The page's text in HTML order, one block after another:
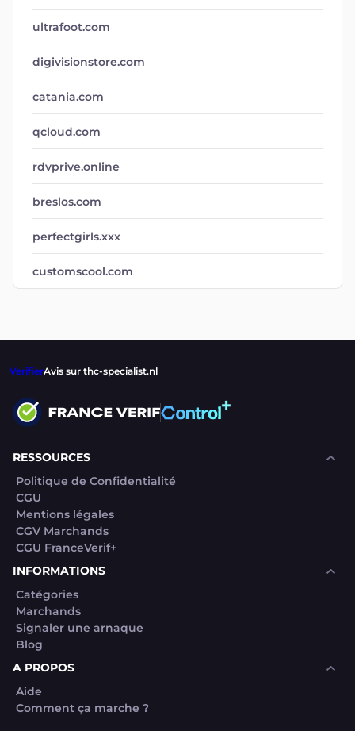
ultrafoot.com
digivisionstore.com
catania.com
qcloud.com
rdvprive.online
breslos.com
perfectgirls.xxx
customscool.com
VerifierAvis sur thc-specialist.nl
RESSOURCES
Politique de Confidentialité
CGU
Mentions légales
CGV Marchands
CGU FranceVerif+
INFORMATIONS
Catégories
Marchands
Signaler une arnaque
Blog
A PROPOS
Aide
Comment ça marche ?